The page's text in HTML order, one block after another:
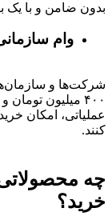
بدون ضامن و با یک
وام
شرکت‌ها و
۴۰۰ میلیون تومان
عملیاتی، امکان
کنند.
چه
خرید؟